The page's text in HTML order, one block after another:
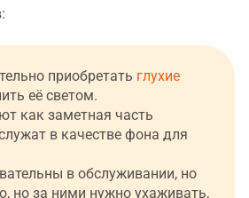
приобретать глухие
её светом.
как заметная часть
в качестве фона для
в обслуживании, но
но за ними нужно ухаживать,